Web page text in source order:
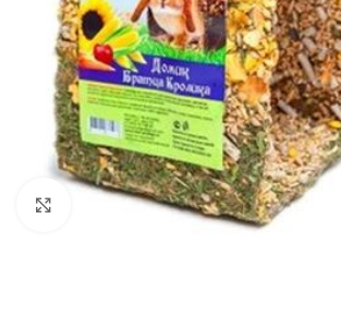
Нажмите, чтобы увеличить